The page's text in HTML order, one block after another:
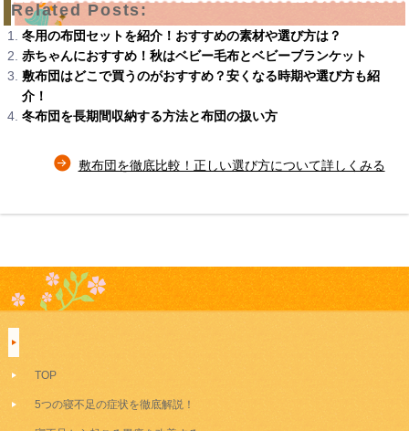
Related Posts:
冬用の布団セットを紹介！おすすめの素材や選び方は？
赤ちゃんにおすすめ！秋はベビー毛布とベビーブランケット
敷布団はどこで買うのがおすすめ？安くなる時期や選び方も紹
介！
冬布団を長期間収納する方法と布団の扱い方
敷布団を徹底比較！正しい選び方について詳しくみる
TOP
5つの寝不足の症状を徹底解説！